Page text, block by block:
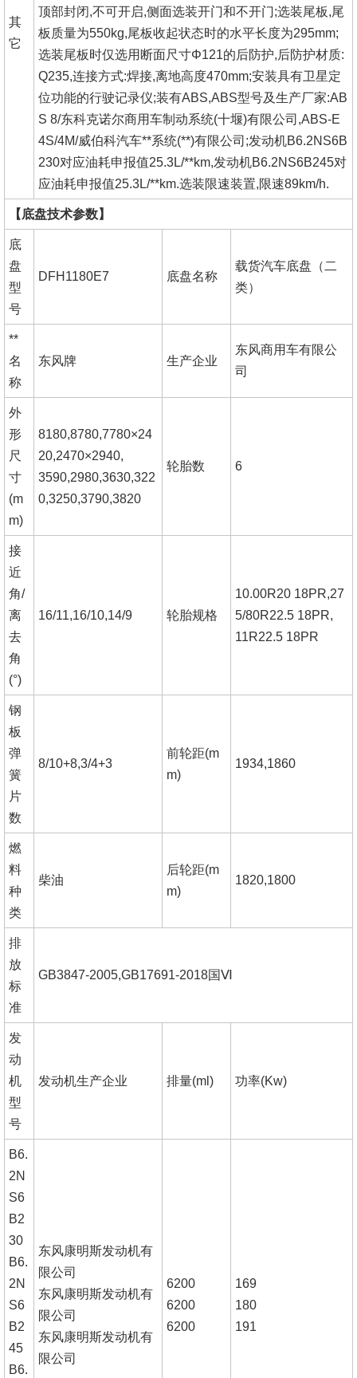
其
它
顶部封闭,不可开启,侧面选装开门和不开门;选装尾板,尾
板质量为550kg,尾板收起状态时的水平长度为295mm;
选装尾板时仅选用断面尺寸Φ121的后防护,后防护材质:
Q235,连接方式:焊接,离地高度470mm;安装具有卫星定
位功能的行驶记录仪;装有ABS,ABS型号及生产厂家:AB
S 8/东科克诺尔商用车制动系统(十堰)有限公司,ABS-E
4S/4M/威伯科汽车**系统(**)有限公司;发动机B6.2NS6B
230对应油耗申报值25.3L/**km,发动机B6.2NS6B245对
应油耗申报值25.3L/**km.选装限速装置,限速89km/h.
【底盘技术参数】
底
盘
型
号
DFH1180E7 底盘名称
载货汽车底盘（二
类）
**
名
称
东风牌 生产企业
东风商用车有限公
司
外
形
尺
寸
(m
m)
8180,8780,7780×24
20,2470×2940,
3590,2980,3630,322
0,3250,3790,3820
轮胎数 6
接
近
角/
离
去
角
(°)
16/11,16/10,14/9 轮胎规格
10.00R20 18PR,27
5/80R22.5 18PR,
11R22.5 18PR
钢
板
弹
簧
片
数
8/10+8,3/4+3
前轮距(m
m)
1934,1860
燃
料
种
类
柴油
后轮距(m
m)
1820,1800
排
放
标
准
GB3847-2005,GB17691-2018国Ⅵ
发
动
机
型
号
发动机生产企业 排量(ml) 功率(Kw)
B6.
2N
S6
B2
30
B6.
2N
S6
B2
45
B6.
东风康明斯发动机有
限公司
东风康明斯发动机有
限公司
东风康明斯发动机有
限公司
6200
6200
6200
169
180
191